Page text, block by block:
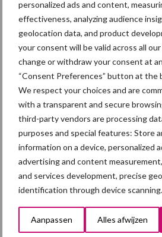
personalized ads and content,
effectiveness, analyzing audience
geolocation data, and product
your consent will be valid across all
change or withdraw your consent at
“Consent Preferences” button at the
We respect your choices and are
with a transparent and secure
third-party vendors are processing
purposes and special features: Store
information on a device, personalized
advertising and content
and services development, precise
identification through device scanning.
Aanpassen Alles afwijzen
vertering heeft een positieve invloed
(lagere voerkosten), het ...Lees meer
aantal leden
11 april 2017
Op zaterdag 8 april mocht